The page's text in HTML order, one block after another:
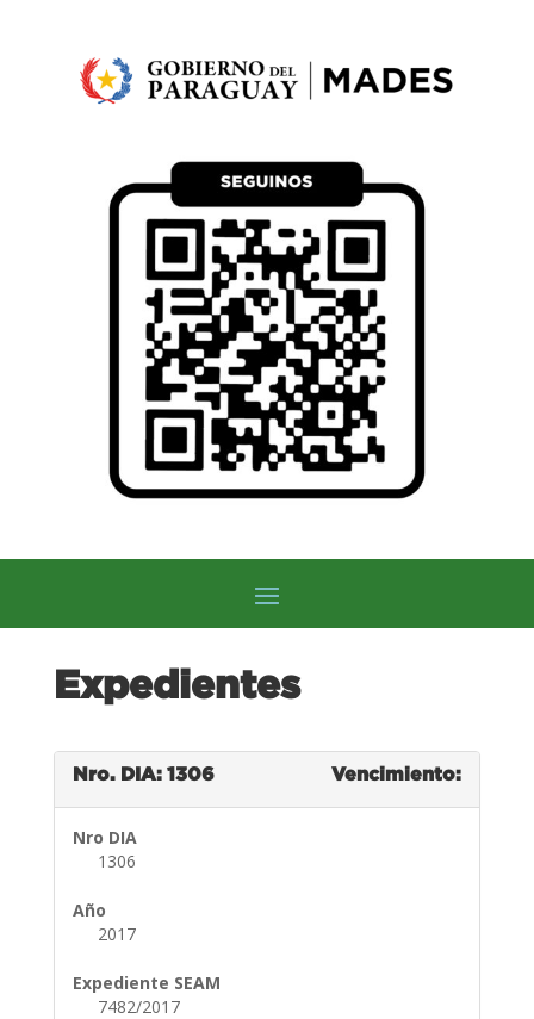
Expedientes
Nro. DIA: 1306 Vencimiento:
Nro DIA
1306
Año
2017
Expediente SEAM
7482/2017